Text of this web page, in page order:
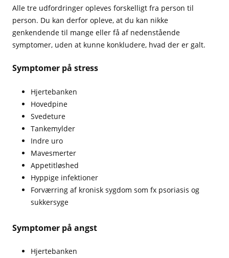
Alle tre udfordringer opleves forskelligt fra person til
person. Du kan derfor opleve, at du kan nikke
genkendende til mange eller få af nedenstående
symptomer, uden at kunne konkludere, hvad der er galt.
Symptomer på stress
Hjertebanken
Hovedpine
Svedeture
Tankemylder
Indre uro
Mavesmerter
Appetitløshed
Hyppige infektioner
Forværring af kronisk sygdom som fx psoriasis og
sukkersyge
Symptomer på angst
Hjertebanken